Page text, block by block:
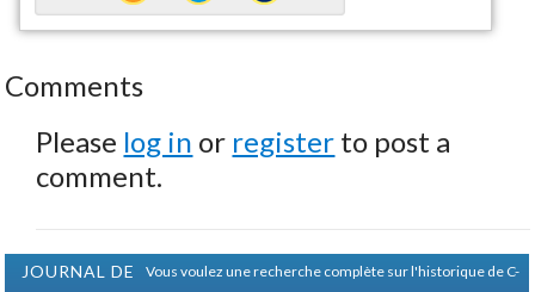
Comments
Please log in or register to post a
comment.
JOURNAL DE
Vous voulez une recherche complète sur l'historique de C-